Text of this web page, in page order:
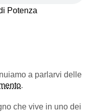
Potenza
a parlarvi delle
.
che vive in uno dei